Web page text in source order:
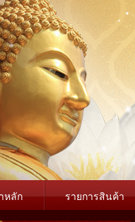
หลัก รายการสินค้า